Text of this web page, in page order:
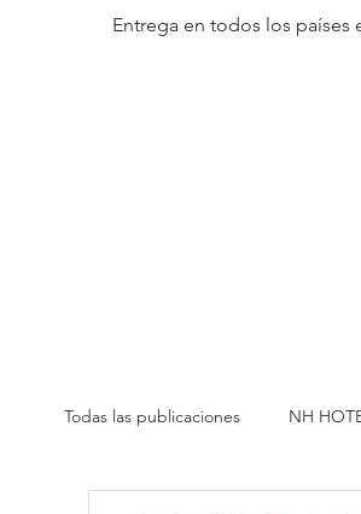
Entrega en todos los
Todas las publicaciones NH